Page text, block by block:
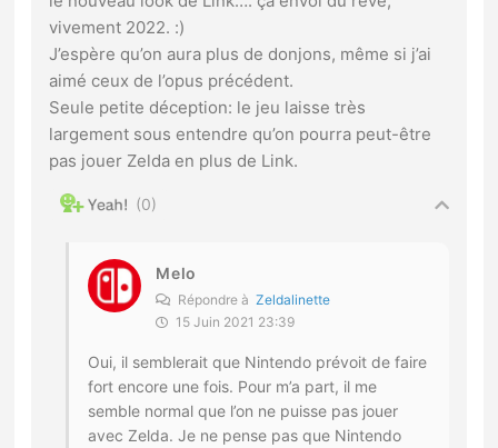
vivement 2022. :)
J’espère qu’on aura plus de donjons, même si j’ai
aimé ceux de l’opus précédent.
Seule petite déception: le jeu laisse très
largement sous entendre qu’on pourra peut-être
pas jouer Zelda en plus de Link.
0
Melo
Répondre àZeldalinette
15 Juin 2021 23:39
Oui, il semblerait que Nintendo prévoit de faire
fort encore une fois. Pour m’a part, il me
semble normal que l’on ne puisse pas jouer
avec Zelda. Je ne pense pas que Nintendo